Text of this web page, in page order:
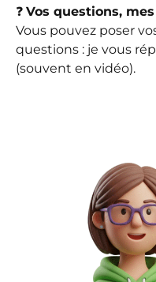
❓ Vos questions,
Vous pouvez poser
questions : je vous
(souvent en vidéo).